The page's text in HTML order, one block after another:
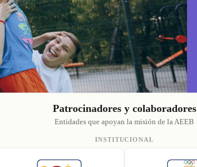
Patrocinadores y colaboradores
Entidades que apoyan la misión de la AEEB
INSTITUCIONAL